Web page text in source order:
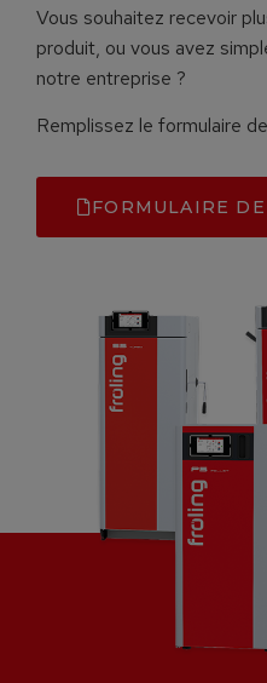
Vous souhaitez recevoir
produit, ou vous avez
notre entreprise ?
Remplissez le formulaire
FORMULAIRE